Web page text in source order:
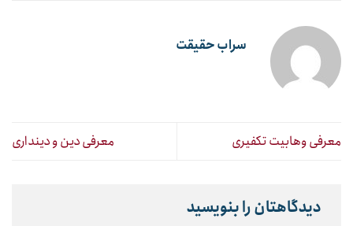
سراب حقیقت
معرفی وهابیت تکفیری معرفی دین و دینداری
دیدگاهتان را بنویسید